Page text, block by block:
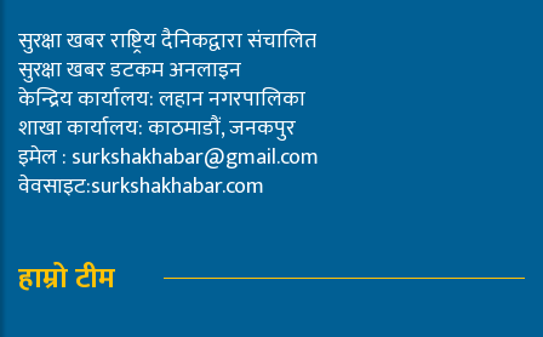
सुरक्षा खबर राष्ट्रिय दैनिकद्वारा संचालित
सुरक्षा खबर डटकम अनलाइन
केन्द्रिय कार्यालय: लहान नगरपालिका
शाखा कार्यालय: काठमाडौं, जनकपुर
इमेल : surkshakhabar@gmail.com
वेवसाइट:surkshakhabar.com
हाम्रो टीम